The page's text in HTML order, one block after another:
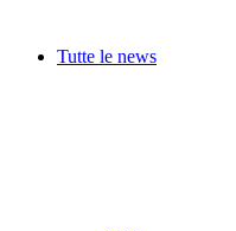
Tutte le news